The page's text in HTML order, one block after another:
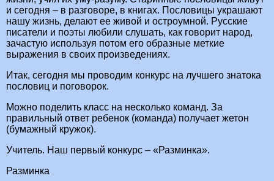
и сегодня – в разговоре, в книгах. Пословицы украшают
нашу жизнь, делают ее живой и остроумной. Русские
писатели и поэты любили слушать, как говорит народ,
зачастую используя потом его образные меткие
выражения в своих произведениях.
Итак, сегодня мы проводим конкурс на лучшего знатока
пословиц и поговорок.
Можно поделить класс на несколько команд. За
правильный ответ ребенок (команда) получает жетон
(бумажный кружок).
Учитель. Наш первый конкурс – «Разминка».
Разминка